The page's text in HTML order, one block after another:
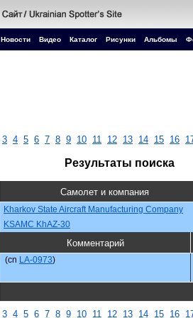
Новости Видео Каталог Рисунки Альбомы
3 4 5 6 7 8 9 10 11 12 13 14 15 16
Результаты поиска
Самолет и компания
Kharkov State Aircraft Manufacturing Company
KSAMC KhAZ-30
Комментарий
(cn LA-0973)
3 4 5 6 7 8 9 10 11 12 13 14 15 16